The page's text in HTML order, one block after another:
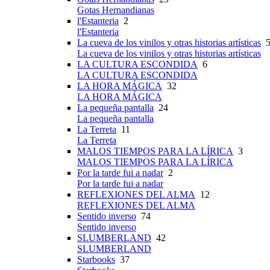
Gotas Hernandianas
l'Estanteria 2
l'Estanteria
La cueva de los vinilos y otras historias artísticas
La cueva de los vinilos y otras historias artísticas
LA CULTURA ESCONDIDA 6
LA CULTURA ESCONDIDA
LA HORA MÁGICA 32
LA HORA MÁGICA
La pequeña pantalla 24
La pequeña pantalla
La Terreta 11
La Terreta
MALOS TIEMPOS PARA LA LÍRICA 3
MALOS TIEMPOS PARA LA LÍRICA
Por la tarde fui a nadar2
Por la tarde fui a nadar
REFLEXIONES DEL ALMA 12
REFLEXIONES DEL ALMA
Sentido inverso 74
Sentido inverso
SLUMBERLAND 42
SLUMBERLAND
Starbooks 37